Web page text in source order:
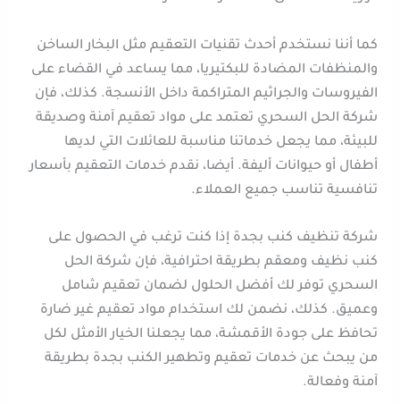
كما أننا نستخدم أحدث تقنيات التعقيم مثل البخار الساخن
والمنظفات المضادة للبكتيريا، مما يساعد في القضاء على
الفيروسات والجراثيم المتراكمة داخل الأنسجة. كذلك، فإن
شركة الحل السحري تعتمد على مواد تعقيم آمنة وصديقة
للبيئة، مما يجعل خدماتنا مناسبة للعائلات التي لديها
أطفال أو حيوانات أليفة. أيضا، نقدم خدمات التعقيم بأسعار
تنافسية تناسب جميع العملاء.
شركة تنظيف كنب بجدة إذا كنت ترغب في الحصول على
كنب نظيف ومعقم بطريقة احترافية، فإن شركة الحل
السحري توفر لك أفضل الحلول لضمان تعقيم شامل
وعميق. كذلك، نضمن لك استخدام مواد تعقيم غير ضارة
تحافظ على جودة الأقمشة، مما يجعلنا الخيار الأمثل لكل
من يبحث عن خدمات تعقيم وتطهير الكنب بجدة بطريقة
آمنة وفعالة.